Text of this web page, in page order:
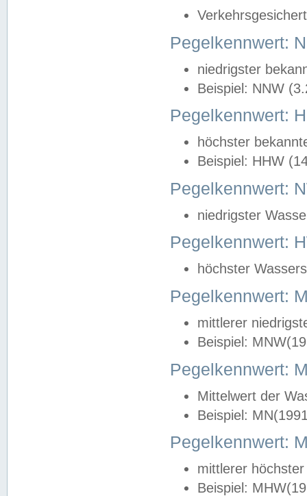
Pegelkennwert:
niedrigster
Beispiel: NNW
Pegelkennwert:
höchster
Beispiel: HHW
Pegelkennwert:
niedrigster
Pegelkennwert:
höchster
Pegelkennwert:
mittlerer
Beispiel:
Pegelkennwert:
Mittelwert der
Beispiel:
Pegelkennwert:
mittlerer
Beispiel: